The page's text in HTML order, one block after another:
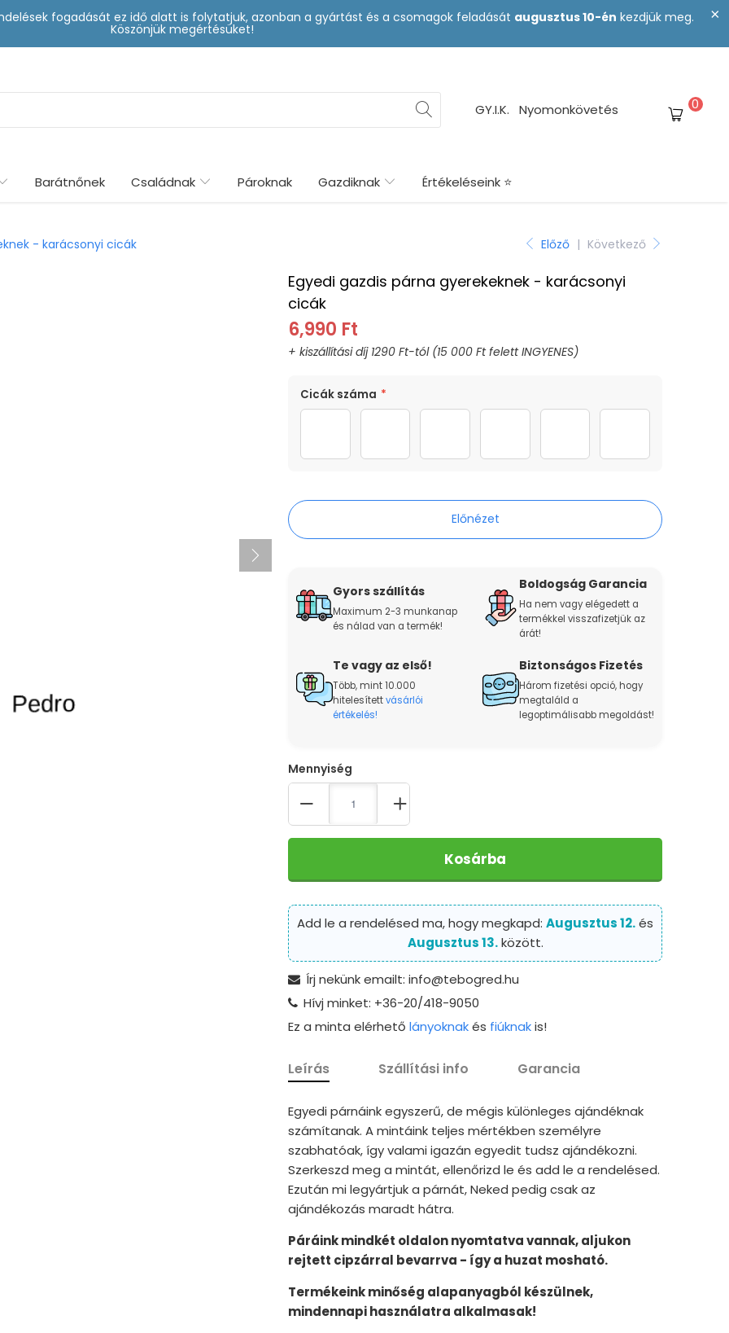
fogadását ez idő alatt is folytatjuk, azonban a gyártást és a csomagok feladását augusztus 10-én kezdjük meg.
Köszönjük megértésüket!
GY.I.K. Nyomonkövetés 0
Barátnőnek Családnak Pároknak Gazdiknak Értékeléseink ⭐
Előző | Következő
- karácsonyi cicák
Egyedi gazdis párna gyerekeknek - karácsonyi
cicák
6,990 Ft
SZÍN
MÉRET
40cm
Cicák száma *
Előnézet
Gyors szállítás
Maximum 2-3 munkanap
és nálad van a termék!
Boldogság Garancia
Ha nem vagy elégedett a
termékkel visszafizetjük az
árát!
Te vagy az első!
Több, mint 10.000
hitelesítettvásárlói
értékelés!
Biztonságos Fizetés
Három fizetési opció, hogy
megtaláld a
legoptimálisabb megoldást!
Quantity
Kosárba
Add le a rendelésed ma, hogy megkapd: Augusztus 12.és
Augusztus 13.között.
Írj nekünk emailt: info@tebogred.hu
Hívj minket: +36-20/418-9050
Ez a minta elérhető lányoknakés fiúknakis!
Leírás Szállítási info Garancia
Egyedi párnáink egyszerű, de mégis különleges ajándéknak
számítanak. A mintáink teljes mértékben személyre
szabhatóak, így valami igazán egyedit tudsz ajándékozni.
Szerkeszd meg a mintát, ellenőrizd le és add le a rendelésed.
Ezután mi legyártjuk a párnát, Neked pedig csak az
ajándékozás maradt hátra.
Páráink mindkét oldalon nyomtatva vannak, aljukon
rejtett cipzárral bevarrva - így a huzat mosható.
Termékeink minőség alapanyagból készülnek,
mindennapi használatra alkalmasak!